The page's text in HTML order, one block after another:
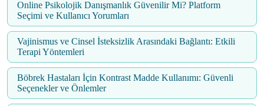
Online Psikolojik Danışmanlık Güvenilir Mi? Platform
Seçimi ve Kullanıcı Yorumları
Vajinismus ve Cinsel İsteksizlik Arasındaki Bağlantı: Etkili
Terapi Yöntemleri
Böbrek Hastaları İçin Kontrast Madde Kullanımı: Güvenli
Seçenekler ve Önlemler